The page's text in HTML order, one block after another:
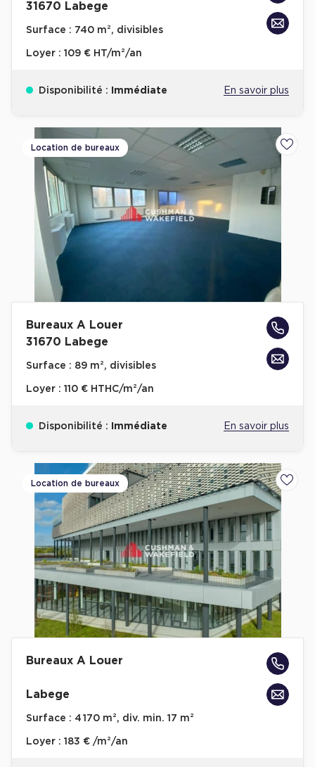
31670 Labege
Surface : 740 m², divisibles
Loyer : 109 € HT/m²/an
Disponibilité : Immédiate En savoir plus
Location de bureaux
Bureaux A Louer
31670 Labege
Surface : 89 m², divisibles
Loyer : 110 € HTHC/m²/an
Disponibilité : Immédiate En savoir plus
Location de bureaux
Bureaux A Louer
Labege
Surface : 4 170 m², div. min. 17 m²
Loyer : 183 € /m²/an